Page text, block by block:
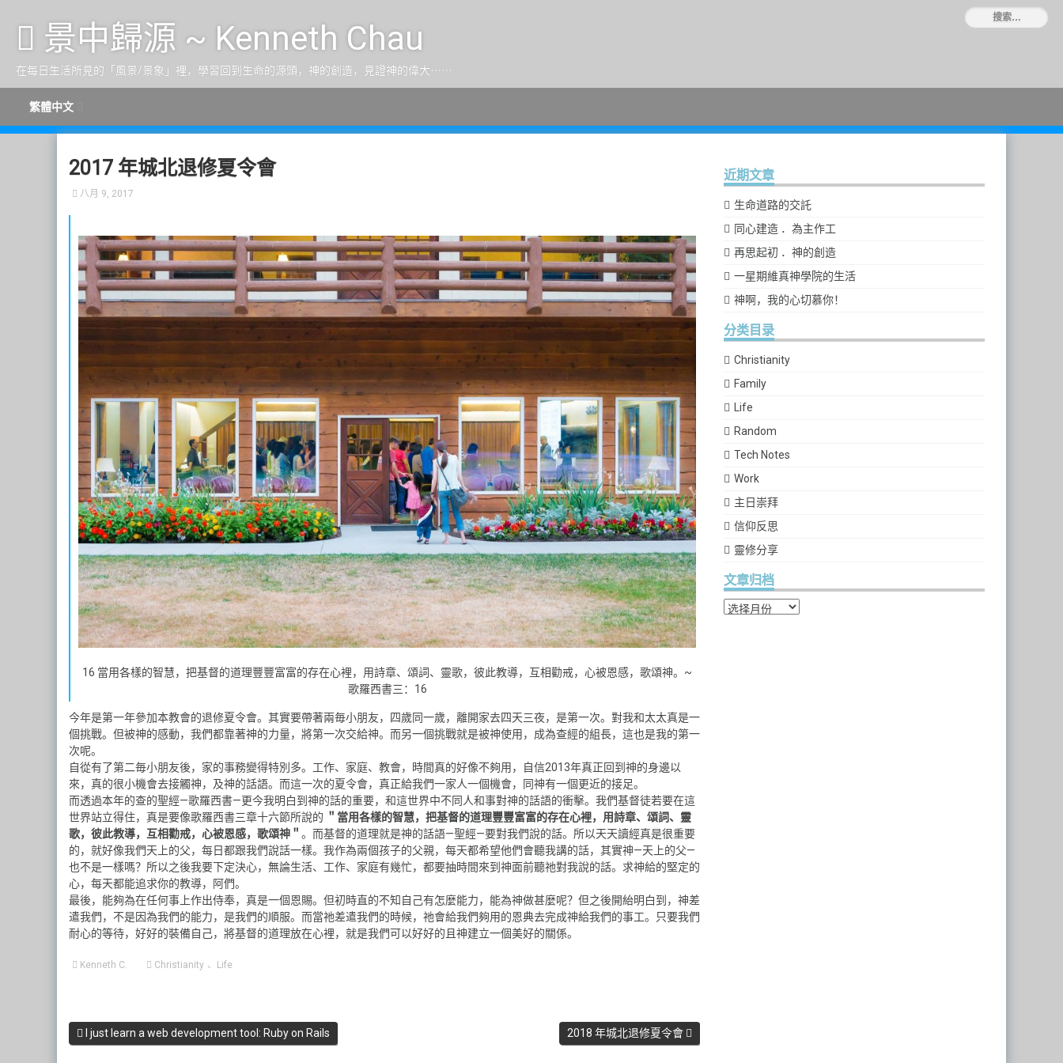
景中歸源 ~ Kenneth Chau
在每日生活所見的「風景/景象」裡，學習回到生命的源頭，神的創造，見證神的偉大⋯⋯
繁體中文
2017 年城北退修夏令會
八月 9, 2017
16 當用各樣的智慧，把基督的道理豐豐富富的存在心裡，用詩章、頌詞、靈歌，彼此教導，互相勸戒，心被恩感，歌頌神。~
歌羅西書三：16
今年是第一年參加本教會的退修夏令會。其實要帶著兩毎小朋友，四歲同一歲，離開家去四天三夜，是第一次。對我和太太真是一
個挑戰。但被神的感動，我們都靠著神的力量，將第一次交給神。而另一個挑戰就是被神使用，成為查經的組長，這也是我的第一
次呢。
自從有了第二毎小朋友後，家的事務變得特別多。工作、家庭、教會，時間真的好像不夠用，自信2013年真正回到神的身邊以
來，真的很小機會去接觸神，及神的話語。而這一次的夏令會，真正給我們一家人一個機會，同神有一個更近的接足。
而透過本年的查的聖經—歌羅西書—更今我明白到神的話的重要，和這世界中不同人和事對神的話語的衝擊。我們基督徒若要在這
世界站立得住，真是要像歌羅西書三章十六節所說的 ＂當用各樣的智慧，把基督的道理豐豐富富的存在心裡，用詩章、頌詞、靈
歌，彼此教導，互相勸戒，心被恩感，歌頌神＂ 。而基督的道理就是神的話語—聖經—要對我們說的話。所以天天讀經真是很重要
的，就好像我們天上的父，每日都跟我們說話一樣。我作為兩個孩子的父親，每天都希望他們會聽我講的話，其實神—天上的父—
也不是一樣嗎？所以之後我要下定決心，無論生活、工作、家庭有幾忙，都要抽時間來到神面前聽祂對我說的話。求神給的堅定的
心，每天都能追求你的教導，阿們。
最後，能夠為在任何事上作出侍奉，真是一個恩賜。但初時直的不知自己有怎麼能力，能為神做甚麼呢？但之後開紿明白到，神差
遣我們，不是因為我們的能力，是我們的順服。而當祂差遣我們的時候，祂會給我們夠用的恩典去完成神給我們的事工。只要我們
耐心的等待，好好的裝備自己，將基督的道理放在心裡，就是我們可以好好的且神建立一個美好的關係。
Kenneth C. Christianity 、 Life
I just learn a web development tool: Ruby on Rails 2018 年城北退修夏令會
近期文章
生命道路的交託
同心建造 ．為主作工
再思起初 ．神的創造
一星期維真神學院的生活
神啊，我的心切慕你！
分类目录
Christianity
Family
Life
Random
Tech Notes
Work
主日崇拜
信仰反思
靈修分享
文章归档
文章归档